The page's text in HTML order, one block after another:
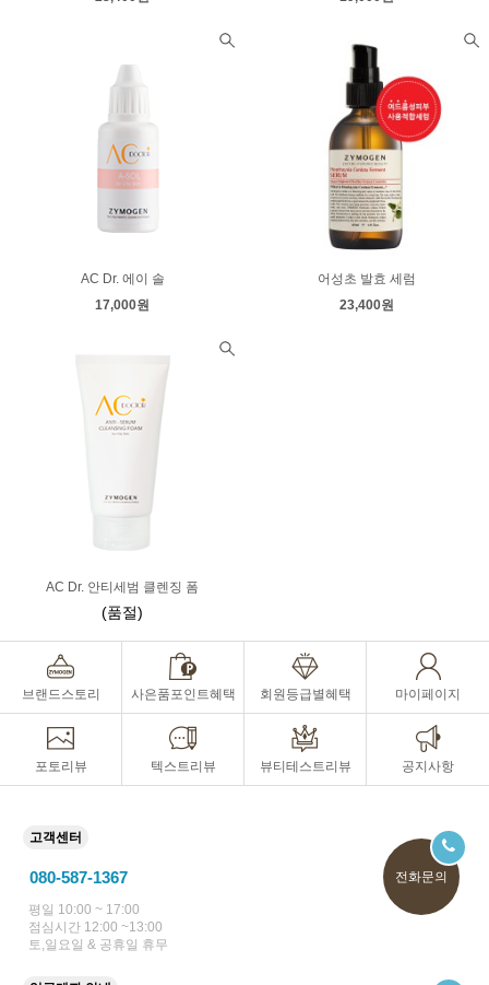
AC Dr. 에이 솔
17,000원
어성초 발효 세럼
23,400원
AC Dr. 안티세범 클렌징 폼
(품절)
브랜드스토리 사은품포인트혜택 회원등급별혜택 마이페이지
포토리뷰 텍스트리뷰 뷰티테스트리뷰 공지사항
고객센터
080-587-1367
평일 10:00 ~ 17:00
점심시간 12:00 ~13:00
토,일요일 & 공휴일 휴무
전화문의